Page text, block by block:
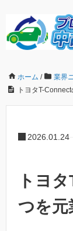
ホーム / 業界
トヨタT-
2026.01.24
トヨ
つを元